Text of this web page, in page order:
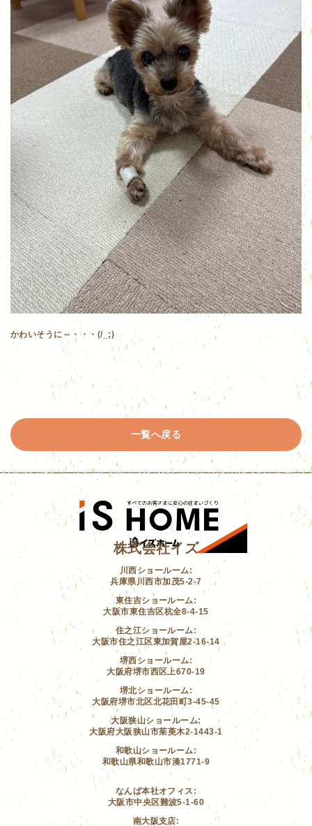
かわいそうに～・・・(/_;)
一覧へ戻る
株式会社イズ
川西ショールーム:
兵庫県川西市加茂5-2-7
東住吉ショールーム:
大阪市東住吉区杭全8-4-15
住之江ショールーム:
大阪市住之江区東加賀屋2-16-14
堺西ショールーム:
大阪府堺市西区上670-19
堺北ショールーム:
大阪府堺市北区北花田町3-45-45
大阪狭山ショールーム:
大阪府大阪狭山市茱萸木2-1443-1
和歌山ショールーム:
和歌山県和歌山市湊1771-9
なんば本社オフィス:
大阪市中央区難波5-1-60
南大阪支店: